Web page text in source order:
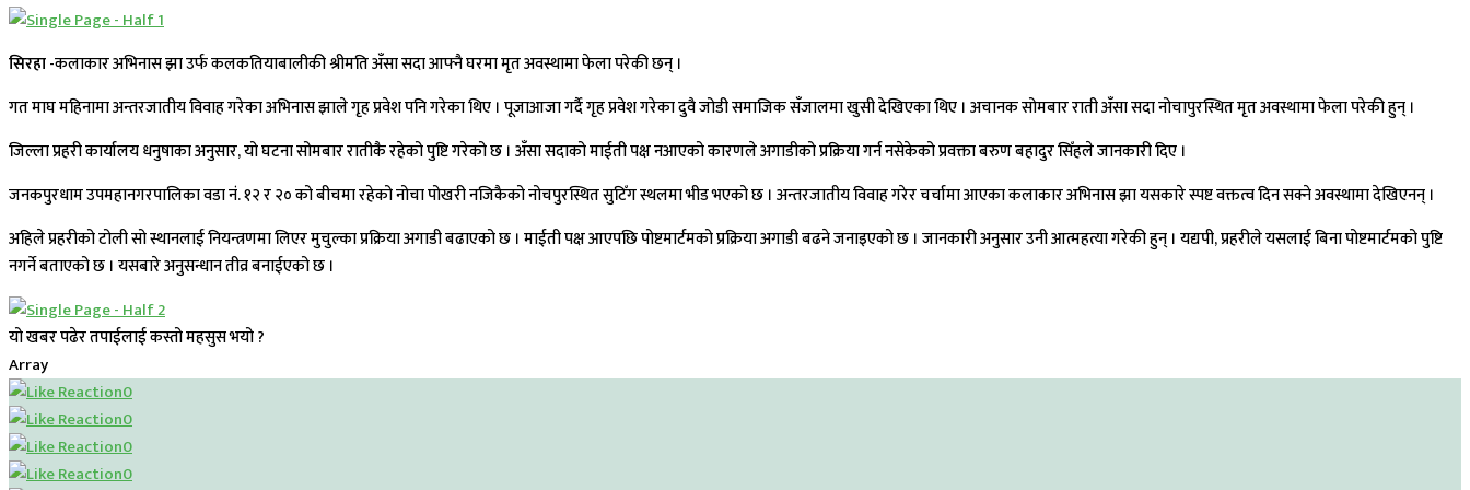
सिरहा-कलाकार अभिनास झा उर्फ कलकतियाबालीकी श्रीमति अँसा सदा आफ्नै घरमा मृत अवस्थामा फेला परेकी छन् ।
गत माघ महिनामा अन्तरजातीय विवाह गरेका अभिनास झाले गृह प्रवेश पनि गरेका थिए । पूजाआजा गर्दै गृह प्रवेश गरेका दुवै जोडी समाजिक सँजालमा खुसी देखिएका थिए । अचानक सोमबार राती अँसा सदा नोचापुरस्थित मृत अवस्थामा फेला परेकी हुन् ।
जिल्ला प्रहरी कार्यालय धनुषाका अनुसार, यो घटना सोमबार रातीकै रहेको पुष्टि गरेको छ । अँसा सदाको माईती पक्ष नआएको कारणले अगाडीको प्रक्रिया गर्न नसेकेको प्रवक्ता बरुण बहादुर सिँहले जानकारी दिए ।
जनकपुरधाम उपमहानगरपालिका वडा नं. १२ र २० को बीचमा रहेको नोचा पोखरी नजिकैको नोचपुरस्थित सुटिँग स्थलमा भीड भएको छ । अन्तरजातीय विवाह गरेर चर्चामा आएका कलाकार अभिनास झा यसकारे स्पष्ट वक्तत्व दिन सक्ने अवस्थामा देखिएनन् ।
अहिले प्रहरीको टोली सो स्थानलाई नियन्त्रणमा लिएर मुचुल्का प्रक्रिया अगाडी बढाएको छ । माईती पक्ष आएपछि पोष्टमार्टमको प्रक्रिया अगाडी बढने जनाइएको छ । जानकारी अनुसार उनी आत्महत्या गरेकी हुन् । यद्यपी, प्रहरीले यसलाई बिना पोष्टमार्टमको पुष्टि
नगर्ने बताएको छ । यसबारे अनुसन्धान तीव्र बनाईएको छ ।
यो खबर पढेर तपाईलाई कस्तो महसुस भयो ?
Array
0
0
0
0